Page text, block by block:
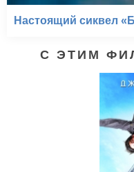
Настоящий сиквел
С ЭТИМ